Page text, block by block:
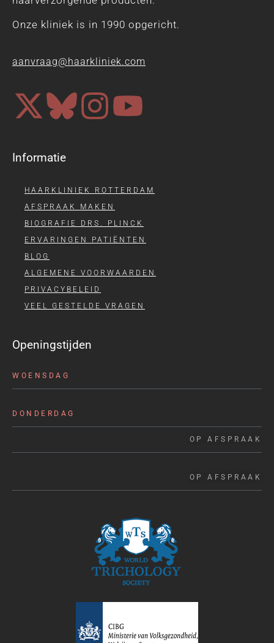
Onze kliniek is in 1990 opgericht.
aanvraag@haarkliniek.com
Informatie
HAARKLINIEK ROTTERDAM
AFSPRAAK MAKEN
BIOGRAFIE DRS. PLINCK
ERVARINGEN PATIËNTEN
BLOG
ALGEMENE VOORWAARDEN
PRIVACYBELEID
VEEL GESTELDE VRAGEN
Openingstijden
WOENSDAG
DONDERDAG
OP AFSPRAAK
OP AFSPRAAK